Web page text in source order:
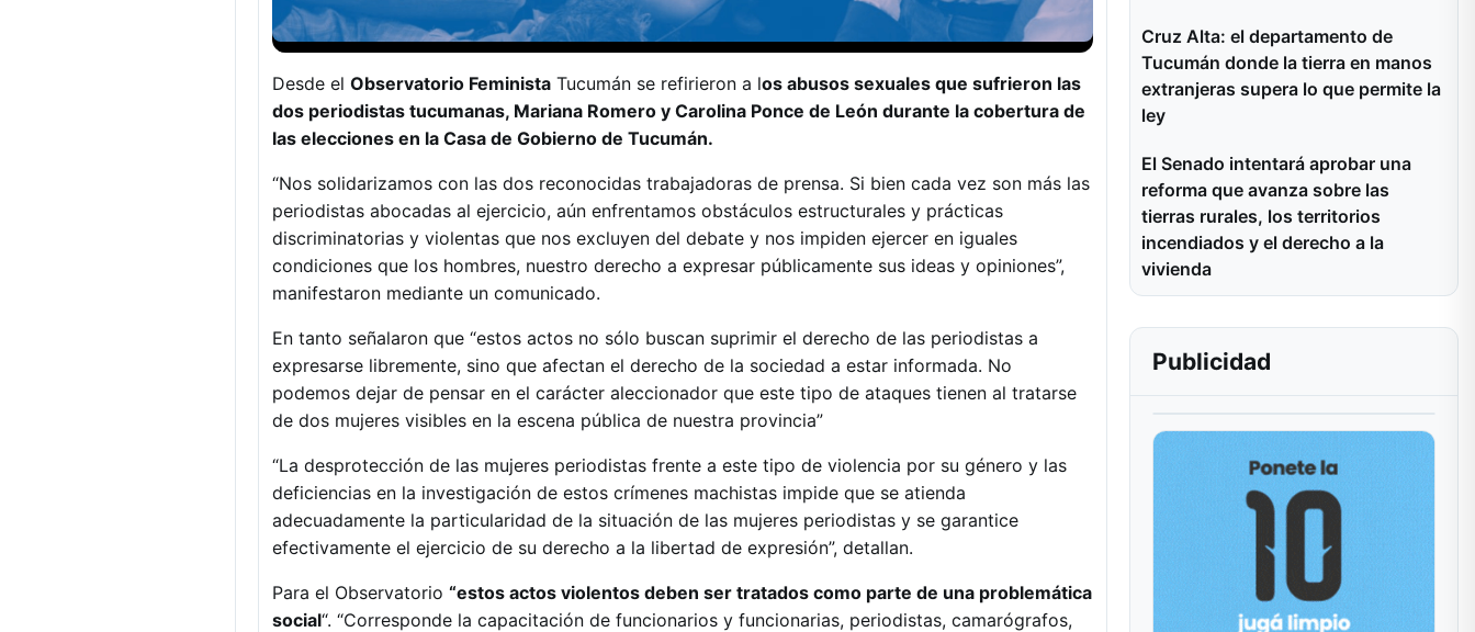
Desde el Observatorio Feminista Tucumán se refirieron a los abusos sexuales que sufrieron las
dos periodistas tucumanas, Mariana Romero y Carolina Ponce de León durante la cobertura de
las elecciones en la Casa de Gobierno de Tucumán.
“Nos solidarizamos con las dos reconocidas trabajadoras de prensa. Si bien cada vez son más las
periodistas abocadas al ejercicio, aún enfrentamos obstáculos estructurales y prácticas
discriminatorias y violentas que nos excluyen del debate y nos impiden ejercer en iguales
condiciones que los hombres, nuestro derecho a expresar públicamente sus ideas y opiniones”,
manifestaron mediante un comunicado.
En tanto señalaron que “estos actos no sólo buscan suprimir el derecho de las periodistas a
expresarse libremente, sino que afectan el derecho de la sociedad a estar informada. No
podemos dejar de pensar en el carácter aleccionador que este tipo de ataques tienen al tratarse
de dos mujeres visibles en la escena pública de nuestra provincia”
“La desprotección de las mujeres periodistas frente a este tipo de violencia por su género y las
deficiencias en la investigación de estos crímenes machistas impide que se atienda
adecuadamente la particularidad de la situación de las mujeres periodistas y se garantice
efectivamente el ejercicio de su derecho a la libertad de expresión”, detallan.
Para el Observatorio “estos actos violentos deben ser tratados como parte de una problemática
social“. “Corresponde la capacitación de funcionarios y funcionarias, periodistas, camarógrafos,
Cruz Alta: el departamento de
Tucumán donde la tierra en manos
extranjeras supera lo que permite la
ley
El Senado intentará aprobar una
reforma que avanza sobre las
tierras rurales, los territorios
incendiados y el derecho a la
vivienda
Publicidad